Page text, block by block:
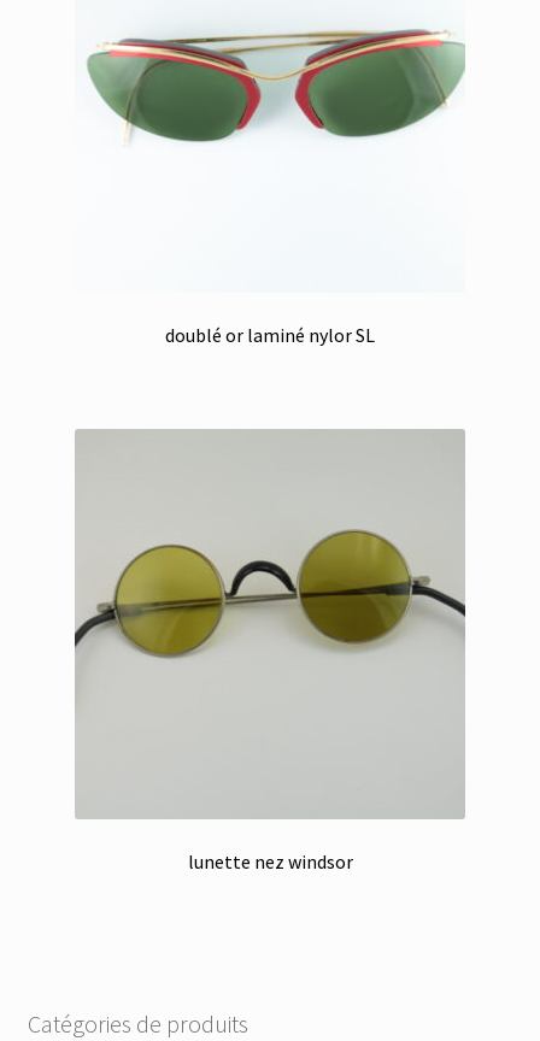
doublé or laminé nylor SL
lunette nez windsor
Catégories de produits